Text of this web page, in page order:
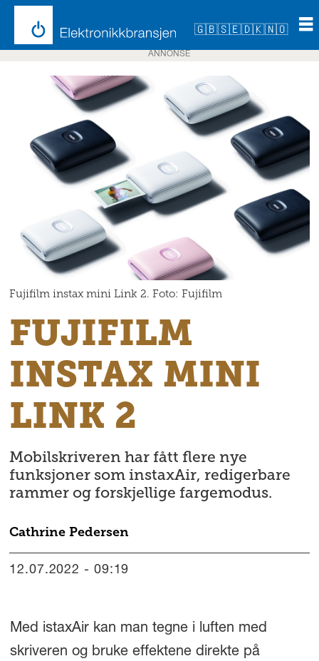
🇬🇧🇸🇪🇩🇰🇳🇴
ANNONSE
Fujifilm instax mini Link 2. Foto: Fujifilm
FUJIFILM
INSTAX MINI
LINK 2
Mobilskriveren har fått flere nye
funksjoner som instaxAir, redigerbare
rammer og forskjellige fargemodus.
Cathrine Pedersen
12.07.2022 - 09:19
Med istaxAir kan man tegne i luften med
skriveren og bruke effektene direkte på